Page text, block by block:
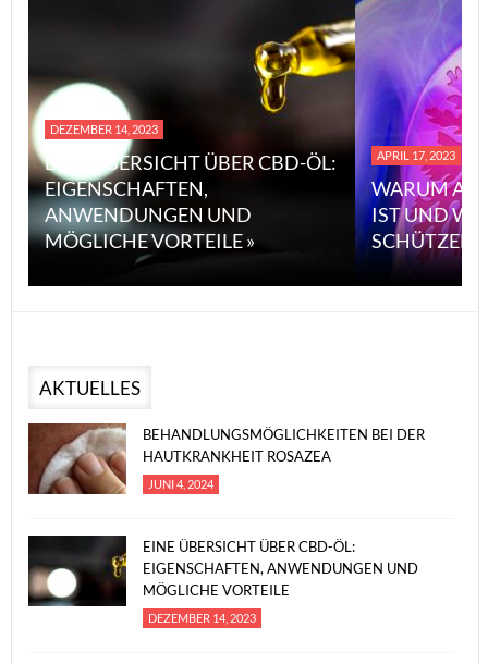
DEZEMBER 14, 2023
EINE ÜBERSICHT ÜBER CBD-ÖL:
EIGENSCHAFTEN,
ANWENDUNGEN UND
MÖGLICHE VORTEILE »
APRIL 17, 2023
WARUM
IST UND
SCHÜTZEN
AKTUELLES
BEHANDLUNGSMÖGLICHKEITEN BEI DER
HAUTKRANKHEIT ROSAZEA
JUNI 4, 2024
EINE ÜBERSICHT ÜBER CBD-ÖL:
EIGENSCHAFTEN, ANWENDUNGEN UND
MÖGLICHE VORTEILE
DEZEMBER 14, 2023